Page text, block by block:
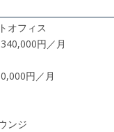
オフィス
円／月
円／月
ンジ